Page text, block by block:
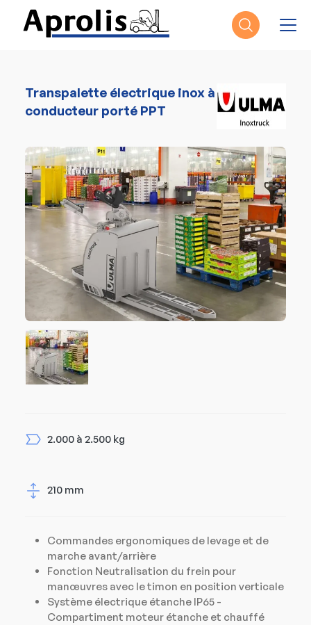
Aller au contenu principal
Transpalette électrique inox à
conducteur porté PPT
2.000 à 2.500 kg
210 mm
Commandes ergonomiques de levage et de
marche avant/arrière
Fonction Neutralisation du frein pour
manœuvres avec le timon en position verticale
Système électrique étanche IP65 -
Compartiment moteur étanche et chauffé